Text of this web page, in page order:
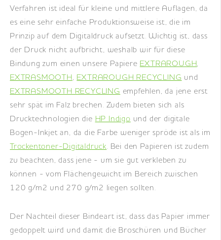
Verfahren ist ideal für kleine und mittlere Auflagen, da
es eine sehr einfache Produktionsweise ist, die im
Prinzip auf dem Digitaldruck aufsetzt. Wichtig ist, dass
der Druck nicht aufbricht, weshalb wir für diese
Bindung zum einen unsere Papiere EXTRAROUGH,
EXTRASMOOTH, EXTRAROUGH RECYCLING und
EXTRASMOOTH RECYCLING empfehlen, da jene erst
sehr spät im Falz brechen. Zudem bieten sich als
Drucktechnologien die HP Indigo und der digitale
Bogen-Inkjet an, da die Farbe weniger spröde ist als im
Trockentoner-Digitaldruck. Bei den Papieren ist zudem
zu beachten, dass jene - um sie gut verkleben zu
können - vom Flächengewicht im Bereich zwischen
120 g/m2 und 270 g/m2 liegen sollten.
Der Nachteil dieser Bindeart ist, dass das Papier immer
gedoppelt wird und damit die Broschüren und Bücher